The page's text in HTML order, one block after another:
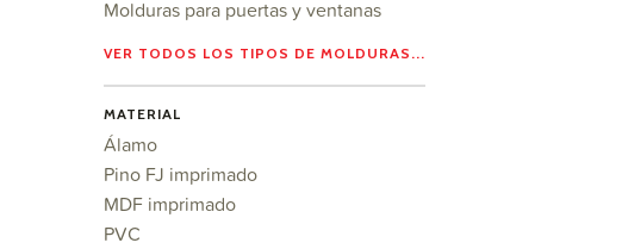
Molduras para puertas y ventanas
VER TODOS LOS TIPOS DE MOLDURAS...
MATERIAL
Álamo
Pino FJ imprimado
MDF imprimado
PVC